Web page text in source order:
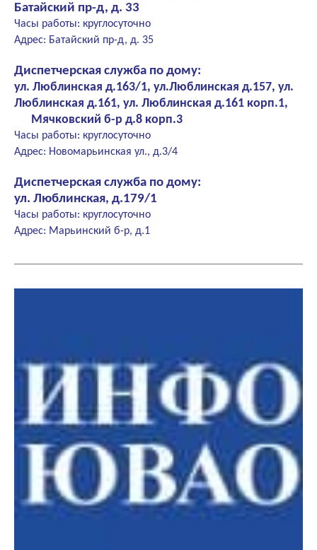
Батайский пр-д, д. 33
Часы работы: круглосуточно
Адрес: Батайский пр-д, д. 35
Диспетчерская служба по дому:
ул. Люблинская д.163/1, ул.Люблинская д.157, ул.
Люблинская д.161, ул. Люблинская д.161 корп.1,
Мячковский б-р д.8 корп.3
Часы работы: круглосуточно
Адрес: Новомарьинская ул., д.3/4
Диспетчерская служба по дому:
ул. Люблинская, д.179/1
Часы работы: круглосуточно
Адрес: Марьинский б-р, д.1